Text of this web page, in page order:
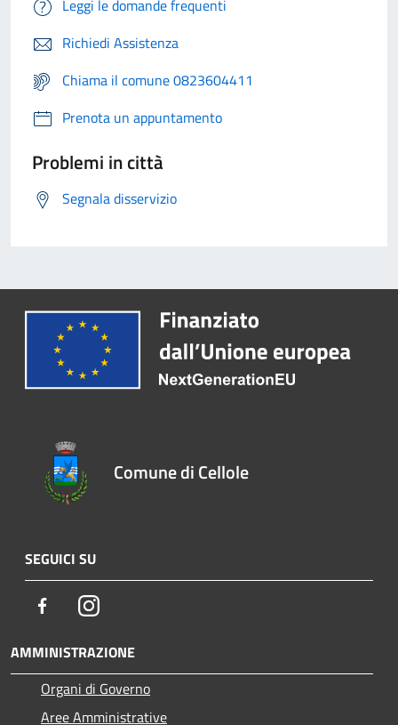
Leggi le domande frequenti
Richiedi Assistenza
Chiama il comune 0823604411
Prenota un appuntamento
Problemi in città
Segnala disservizio
Comune di Cellole
SEGUICI SU
FacebookInstagram
AMMINISTRAZIONE
Organi di Governo
Aree Amministrative